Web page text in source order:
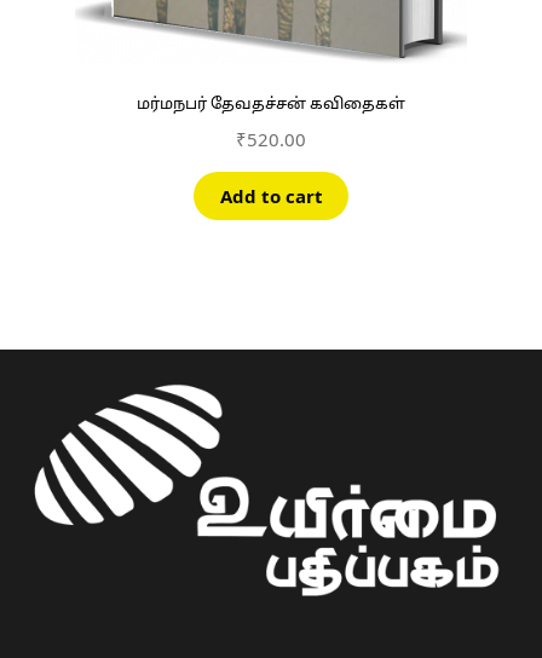
மர்மநபர் தேவதச்சன் கவிதைகள்
₹520.00
Add to cart